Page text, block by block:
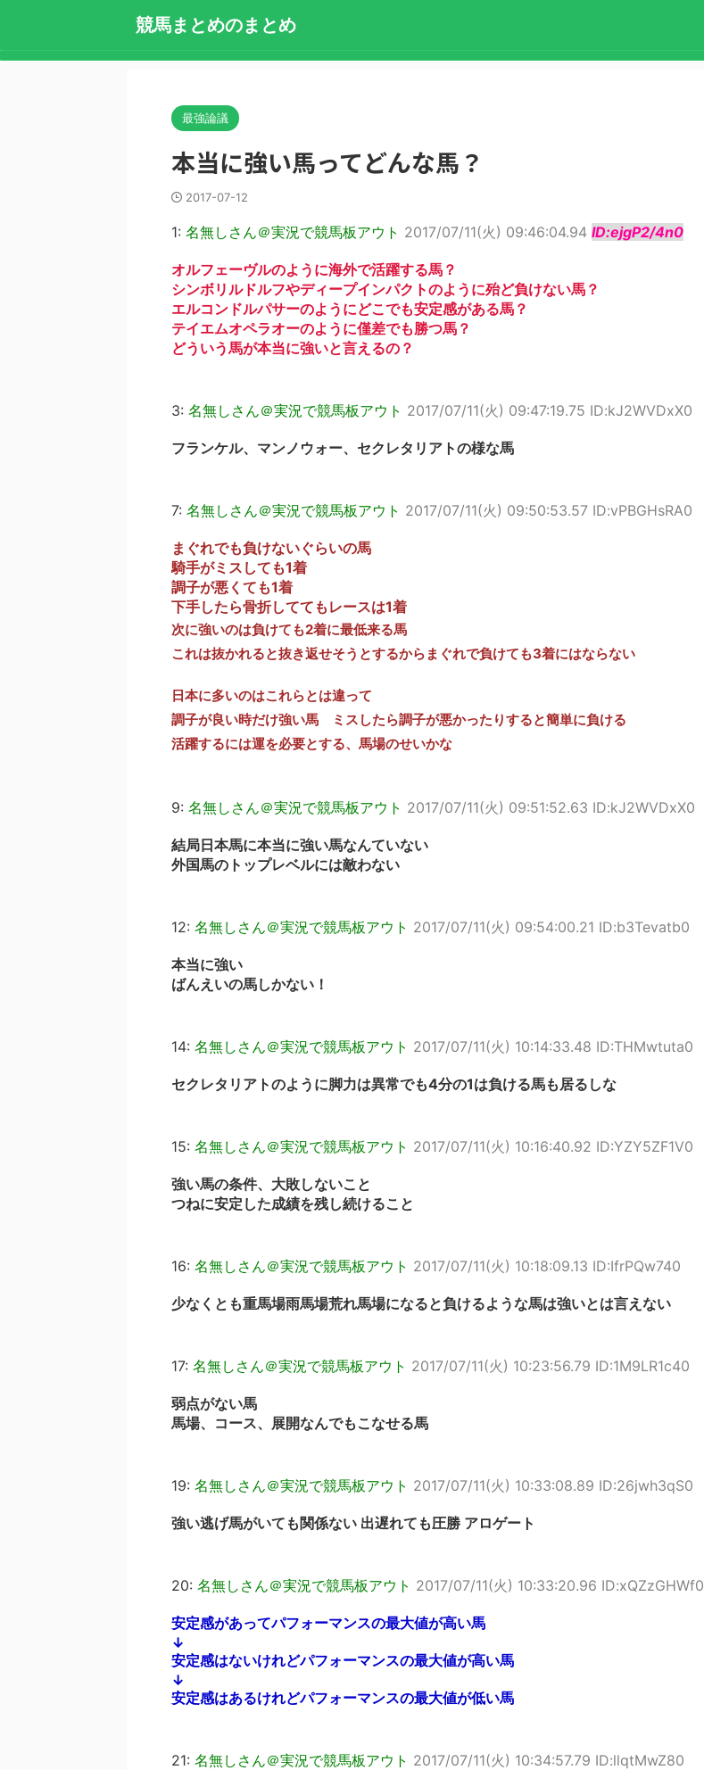
競馬まとめのまとめ
最強論議
本当に強い馬ってどんな馬？
2017-07-12
1: 名無しさん＠実況で競馬板アウト 2017/07/11(火) 09:46:04.94 ID:ejgP2/4n0
オルフェーヴルのように海外で活躍する馬？
シンボリルドルフやディープインパクトのように殆ど負けない馬？
エルコンドルパサーのようにどこでも安定感がある馬？
テイエムオペラオーのように僅差でも勝つ馬？
どういう馬が本当に強いと言えるの？
3: 名無しさん＠実況で競馬板アウト 2017/07/11(火) 09:47:19.75 ID:kJ2WVDxX0
フランケル、マンノウォー、セクレタリアトの様な馬
7: 名無しさん＠実況で競馬板アウト 2017/07/11(火) 09:50:53.57 ID:vPBGHsRA0
まぐれでも負けないぐらいの馬
騎手がミスしても1着
調子が悪くても1着
下手したら骨折しててもレースは1着
次に強いのは負けても2着に最低来る馬
これは抜かれると抜き返せそうとするからまぐれで負けても3着にはならない
日本に多いのはこれらとは違って
調子が良い時だけ強い馬 ミスしたら調子が悪かったりすると簡単に負ける
活躍するには運を必要とする、馬場のせいかな
9: 名無しさん＠実況で競馬板アウト 2017/07/11(火) 09:51:52.63 ID:kJ2WVDxX0
結局日本馬に本当に強い馬なんていない
外国馬のトップレベルには敵わない
12: 名無しさん＠実況で競馬板アウト 2017/07/11(火) 09:54:00.21 ID:b3Tevatb0
本当に強い
ばんえいの馬しかない！
14: 名無しさん＠実況で競馬板アウト 2017/07/11(火) 10:14:33.48 ID:THMwtuta0
セクレタリアトのように脚力は異常でも4分の1は負ける馬も居るしな
15: 名無しさん＠実況で競馬板アウト 2017/07/11(火) 10:16:40.92 ID:YZY5ZF1V0
強い馬の条件、大敗しないこと
つねに安定した成績を残し続けること
16: 名無しさん＠実況で競馬板アウト 2017/07/11(火) 10:18:09.13 ID:IfrPQw740
少なくとも重馬場雨馬場荒れ馬場になると負けるような馬は強いとは言えない
17: 名無しさん＠実況で競馬板アウト 2017/07/11(火) 10:23:56.79 ID:1M9LR1c40
弱点がない馬
馬場、コース、展開なんでもこなせる馬
19: 名無しさん＠実況で競馬板アウト 2017/07/11(火) 10:33:08.89 ID:26jwh3qS0
強い逃げ馬がいても関係ない 出遅れても圧勝 アロゲート
20: 名無しさん＠実況で競馬板アウト 2017/07/11(火) 10:33:20.96 ID:xQZzGHWf0
安定感があってパフォーマンスの最大値が高い馬
↓
安定感はないけれどパフォーマンスの最大値が高い馬
↓
安定感はあるけれどパフォーマンスの最大値が低い馬
21: 名無しさん＠実況で競馬板アウト 2017/07/11(火) 10:34:57.79 ID:llqtMwZ80